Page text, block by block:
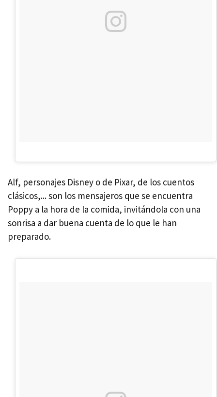
Alf, personajes Disney o de Pixar, de los cuentos
clásicos,... son los mensajeros que se encuentra
Poppy a la hora de la comida, invitándola con una
sonrisa a dar buena cuenta de lo que le han
preparado.